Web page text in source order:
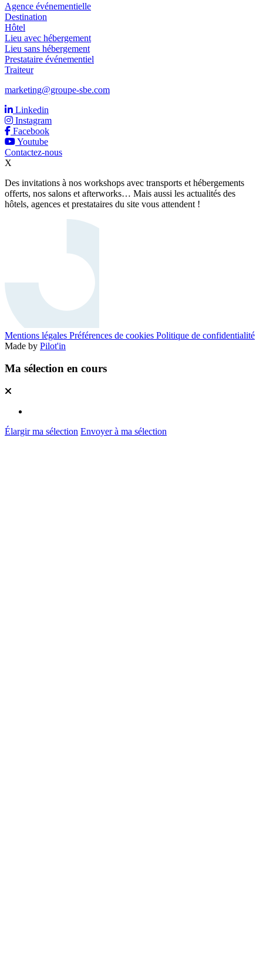
Agence événementielle
Destination
Hôtel
Lieu avec hébergement
Lieu sans hébergement
Prestataire événementiel
Traiteur
marketing@groupe-sbe.com
Linkedin
Instagram
Facebook
Youtube
Contactez-nous
X
Des invitations à nos workshops avec transports et hébergements
offerts, nos salons et afterworks… Mais aussi les actualités des
hôtels, agences et prestataires du site vous attendent !
Mentions légales Préférences de cookies Politique de confidentialité
Made by Pilot'in
Ma sélection en cours
Élargir ma sélection Envoyer à ma sélection